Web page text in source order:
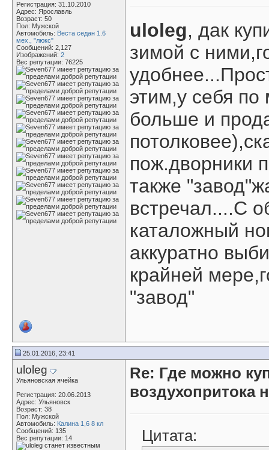
Регистрация: 31.10.2010
Адрес: Ярославль
Возраст: 50
Пол: Мужской
Автомобиль: Веста седан 1.6
мех., "люкс"
Сообщений: 2,127
Изображений: 2
Вес репутации: 76225
uloleg, дак
зимой с
этим,у себя по
больше и
пож.дворники
также
встречал....С
каталожный
аккуратно
крайней
"завод"
25.01.2016, 23:41
uloleg
Ульяновская ячейка
Регистрация: 20.06.2013
Адрес: Ульяновск
Возраст: 38
Пол: Мужской
Автомобиль: Калина 1,6 8 кл
Сообщений: 135
Вес репутации: 14
Re: Где можно
воздухопритока
Цитата: